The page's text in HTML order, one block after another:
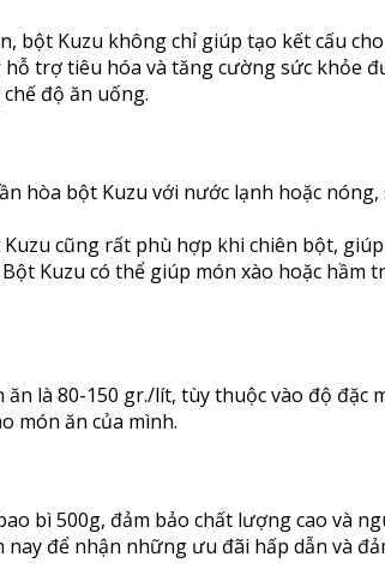
bột Kuzu không chỉ giúp tạo kết cấu
hỗ trợ tiêu hóa và tăng cường sức khỏe
độ ăn uống.
hòa bột Kuzu với nước lạnh hoặc
Kuzu cũng rất phù hợp khi chiên bột,
Bột Kuzu có thể giúp món xào hoặc hầm
là 80-150 gr./lít, tùy thuộc vào độ đặc
món ăn của mình.
bì 500g, đảm bảo chất lượng cao và
nay để nhận những ưu đãi hấp dẫn và